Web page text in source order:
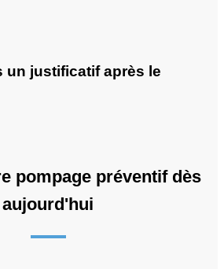
un justificatif après le
pompage préventif dès
aujourd'hui